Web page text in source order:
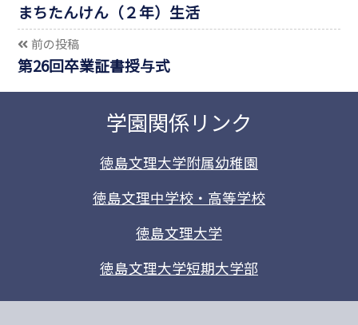
まちたんけん（２年）生活
前の投稿
第26回卒業証書授与式
学園関係リンク
徳島文理大学附属幼稚園
徳島文理中学校・高等学校
徳島文理大学
徳島文理大学短期大学部